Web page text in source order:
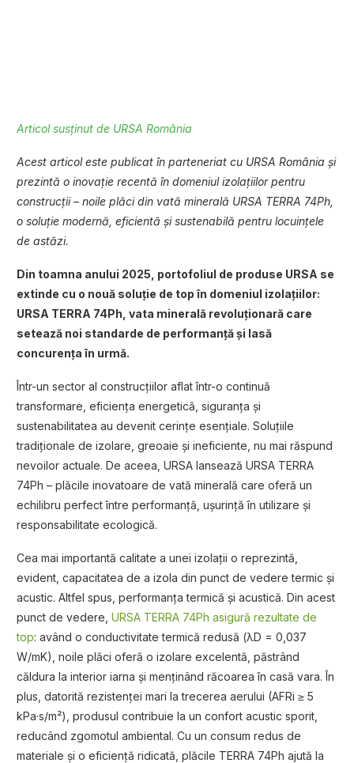
Articol susținut de URSA România
Acest articol este publicat în parteneriat cu URSA România și
prezintă o inovație recentă în domeniul izolațiilor pentru
construcții – noile plăci din vată minerală URSA TERRA 74Ph,
o soluție modernă, eficientă și sustenabilă pentru locuințele
de astăzi.
Din toamna anului 2025, portofoliul de produse URSA se
extinde cu o nouă soluție de top în domeniul izolațiilor:
URSA TERRA 74Ph, vata minerală revoluționară care
setează noi standarde de performanță și lasă
concurența în urmă.
Într-un sector al construcțiilor aflat într-o continuă
transformare, eficiența energetică, siguranța și
sustenabilitatea au devenit cerințe esențiale. Soluțiile
tradiționale de izolare, greoaie și ineficiente, nu mai răspund
nevoilor actuale. De aceea, URSA lansează URSA TERRA
74Ph – plăcile inovatoare de vată minerală care oferă un
echilibru perfect între performanță, ușurință în utilizare și
responsabilitate ecologică.
Cea mai importantă calitate a unei izolații o reprezintă,
evident, capacitatea de a izola din punct de vedere termic și
acustic. Altfel spus, performanța termică și acustică. Din acest
punct de vedere, URSA TERRA 74Ph asigură rezultate de
top: având o conductivitate termică redusă (λD = 0,037
W/mK), noile plăci oferă o izolare excelentă, păstrând
căldura la interior iarna și menținând răcoarea în casă vara. În
plus, datorită rezistenței mari la trecerea aerului (AFRi ≥ 5
kPa·s/m²), produsul contribuie la un confort acustic sporit,
reducând zgomotul ambiental. Cu un consum redus de
materiale și o eficiență ridicată, plăcile TERRA 74Ph ajută la